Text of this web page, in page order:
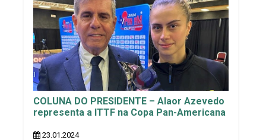
COLUNA DO PRESIDENTE – Alaor Azevedo
representa a ITTF na Copa Pan-Americana
23.01.2024